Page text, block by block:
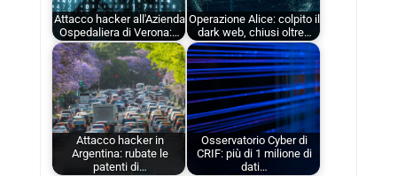
Attacco hacker all'Azienda
Ospedaliera di Verona:…
Operazione Alice: colpito il
dark web, chiusi oltre…
Attacco hacker in
Argentina: rubate le
patenti di…
Osservatorio Cyber di
CRIF: più di 1 milione di
dati…